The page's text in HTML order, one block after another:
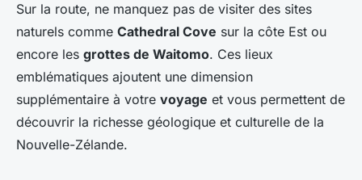
Sur la route, ne manquez pas de visiter des sites
naturels comme Cathedral Cove sur la côte Est ou
encore les grottes de Waitomo. Ces lieux
emblématiques ajoutent une dimension
supplémentaire à votre voyage et vous permettent de
découvrir la richesse géologique et culturelle de la
Nouvelle-Zélande.